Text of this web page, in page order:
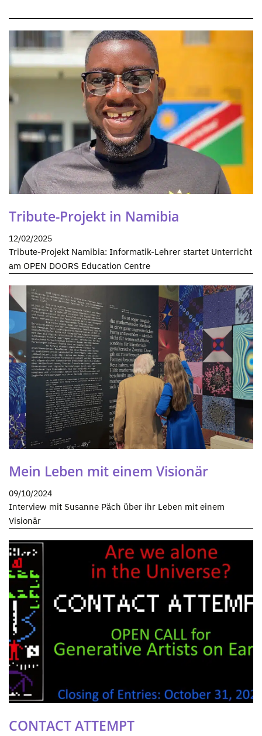
Tribute-Projekt in Namibia
12/02/2025
Tribute-Projekt Namibia: Informatik-Lehrer startet Unterricht
am OPEN DOORS Education Centre
Mein Leben mit einem Visionär
09/10/2024
Interview mit Susanne Päch über ihr Leben mit einem
Visionär
CONTACT ATTEMPT